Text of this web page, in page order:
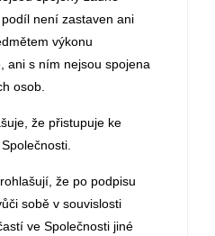
není zastaven ani
výkonu
ani s ním nejsou spojena
osob.
že přistupuje ke
že po podpisu
sobě v souvislosti
ve Společnosti jiné